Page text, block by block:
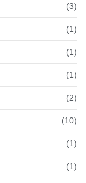
(3)
(1)
(1)
(1)
(2)
(10)
(1)
(1)